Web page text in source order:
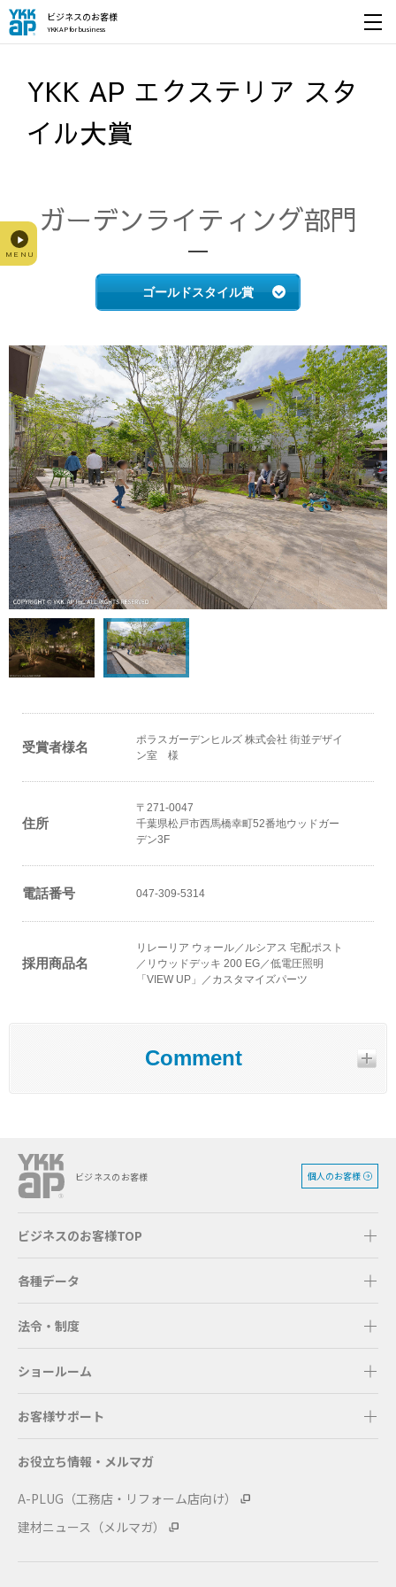
ビジネスのお客様
YKK AP for business 開く
YKK AP エクステリア スタ
イル大賞
ガーデンライティング部門
ゴールドスタイル賞
受賞者様名
ポラスガーデンヒルズ 株式会社 街並デザイ
ン室 様
住所
〒271-0047
千葉県松戸市西馬橋幸町52番地ウッドガー
デン3F
電話番号 047-309-5314
採用商品名
リレーリア ウォール／ルシアス 宅配ポスト
／リウッドデッキ 200 EG／低電圧照明
「VIEW UP」／カスタマイズパーツ
Comment
ビジネスのお客様 個人のお客様
ビジネスのお客様TOP
各種データ
法令・制度
ショールーム
お客様サポート
お役立ち情報・メルマガ
A-PLUG（工務店・リフォーム店向け）
建材ニュース（メルマガ）